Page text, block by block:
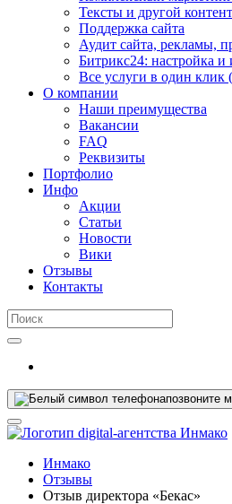
Тексты и другой контент
Поддержка сайта
Аудит сайта, рекламы,
Битрикс24: настройка и
Все услуги в один клик
О компании
Наши преимущества
Вакансии
FAQ
Реквизиты
Портфолио
Инфо
Акции
Статьи
Новости
Вики
Отзывы
Контакты
позвоните
Инмако
Отзывы
Отзыв директора «Бекас»